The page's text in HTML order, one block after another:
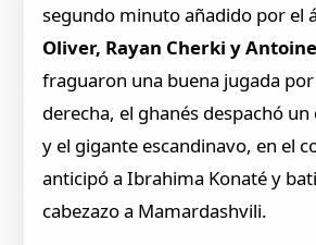
segundo minuto añadido por el
Oliver, Rayan Cherki y
fraguaron una buena jugada
derecha, el ghanés despachó
y el gigante escandinavo, en el
anticipó a Ibrahima Konaté y
cabezazo a Mamardashvili.